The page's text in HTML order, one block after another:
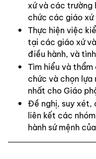
xứ và các trường
chức các giáo
Thực hiện việc
tại các giáo xứ
điều hành, và
Tìm hiểu và
chức và chọn
nhất cho Giáo
Đề nghị, suy xét,
liên kết các
hành sứ mệnh